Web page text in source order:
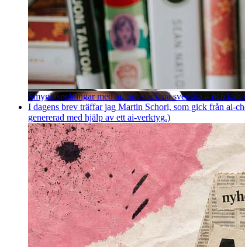
Smyginspelningar med ai, Substack på svenska – och
I dagens brev träffar jag Martin Schori, som gick från ai-
genererad med hjälp av ett ai-verktyg.)